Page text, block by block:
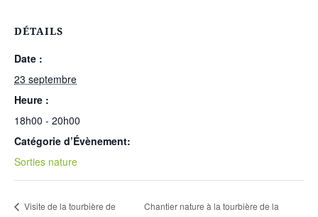
DÉTAILS
Date :
23 septembre
Heure :
18h00 - 20h00
Catégorie d’Évènement:
Sorties nature
Visite de la tourbière de
Chantier nature à la tourbière de la